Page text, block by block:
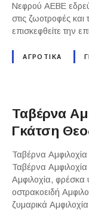
Νεφρού ΑΕΒΕ
στις ζωοτροφές
επισκεφθείτε την
ΑΓΡΟΤΙΚΑ
Ταβέρνα
Γκάτση
Ταβέρνα
Ταβέρνα
Αμφιλοχία, φρέσκα
οστρακοειδή
ζυμαρικά